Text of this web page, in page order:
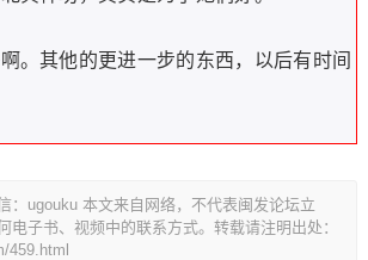
。其他的更进一步的东西，以后有时间
：ugouku 本文来自网络，不代表闽发论坛立
电子书、视频中的联系方式。转载请注明出处：
459.html